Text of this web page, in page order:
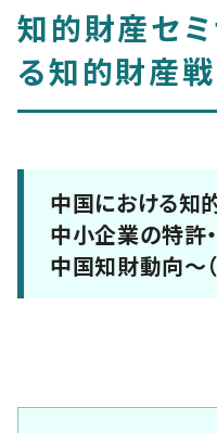
知的財産セ
る知的財産戦
中国における知
中小企業の特許
中国知財動向～